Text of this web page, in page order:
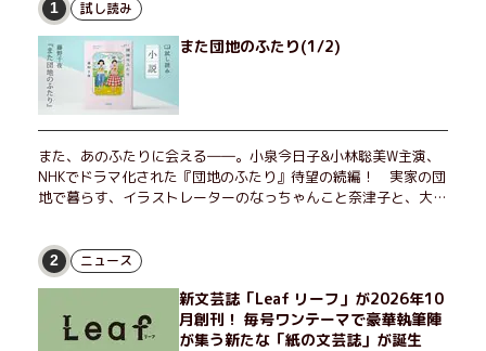
1 試し読み
また団地のふたり(1/2)
また、あのふたりに会える――。小泉今日子&小林聡美W主演、
NHKでドラマ化された『団地のふたり』待望の続編！ 実家の団
地で暮らす、イラストレーターのなっちゃんこと奈津子と、大学
げたり、部屋でふたりだけの「台湾映画祭」を催したり。50代
独身、幼なじみの変わらぬ友情とささやかな幸せの日々を描く。
2 ニュース
新文芸誌「Leaf リーフ」が2026年10
月創刊！ 毎号ワンテーマで豪華執筆陣
が集う新たな「紙の文芸誌」が誕生